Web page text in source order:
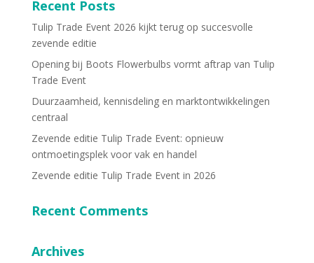
Recent Posts
Tulip Trade Event 2026 kijkt terug op succesvolle
zevende editie
Opening bij Boots Flowerbulbs vormt aftrap van Tulip
Trade Event
Duurzaamheid, kennisdeling en marktontwikkelingen
centraal
Zevende editie Tulip Trade Event: opnieuw
ontmoetingsplek voor vak en handel
Zevende editie Tulip Trade Event in 2026
Recent Comments
Archives